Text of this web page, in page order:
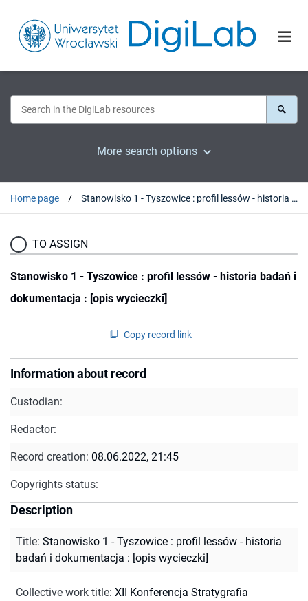
More search options
Home page Stanowisko 1 - Tyszowice : profil lessów - historia badań i dokumentacja : [opis wycieczki]
TO ASSIGN
Stanowisko 1 - Tyszowice : profil lessów - historia badań i
dokumentacja : [opis wycieczki]
Copy record link
Information about record
Custodian:
Redactor:
Record creation: 08.06.2022, 21:45
Copyrights status:
Description
Title: Stanowisko 1 - Tyszowice : profil lessów - historia
badań i dokumentacja : [opis wycieczki]
Collective work title: XII Konferencja Stratygrafia